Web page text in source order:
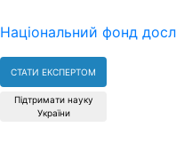
Національний фонд
СТАТИ ЕКСПЕРТОМ
Підтримати науку
України